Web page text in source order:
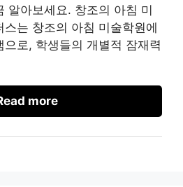
알아보세요. 창조의 아침 미
는 창조의 아침 미술학원에
로, 학생들의 개별적 잠재력
more